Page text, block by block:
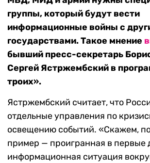
группы, который будут вести
информационные войны с
государствами. Такое мнение
бывший пресс-секретарь
Сергей Ястржембский в
троих».
Ястржембский считает, что
отдельные управления по
освещению событий. «Скажем,
пример — проигранная в первые
информационная ситуация